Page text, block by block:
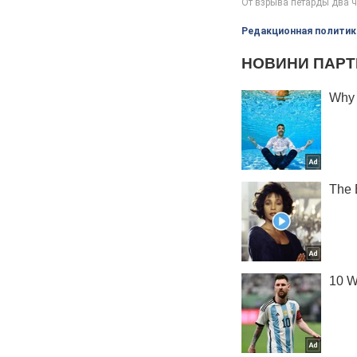
Редакционная